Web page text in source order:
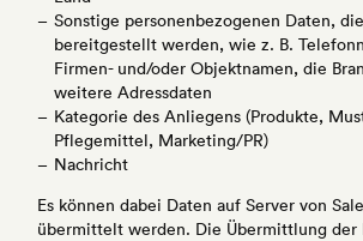
Sonstige personenbezogenen Daten,
bereitgestellt werden, wie z. B.
Firmen- und/oder Objektnamen, die
weitere Adressdaten
Kategorie des Anliegens (Produkte,
Pflegemittel, Marketing/PR)
Nachricht
Es können dabei Daten auf Server von
übermittelt werden. Die Übermittlung der